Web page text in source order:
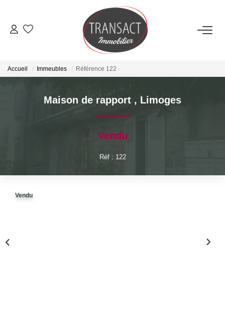
ACCUEIL
ESTIMER
Accueil Immeubles Référence 122
Maison de rapport , Limoges
Vendu
Réf : 122
Vendu